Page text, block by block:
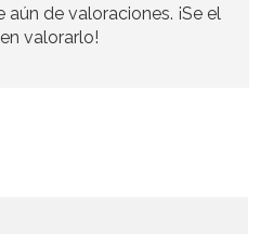
2,60€
de valoraciones. ¡Se el
valorarlo!